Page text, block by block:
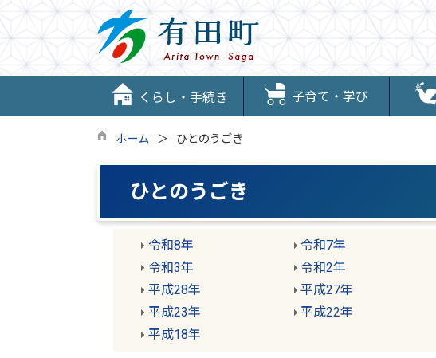
くらし・手続き 子育て・学び
ホーム ひとのうごき
ひとのうごき
令和8年 令和7年
令和3年
令和2年
平成28年
平成27年
平成23年
平成22年
平成18年